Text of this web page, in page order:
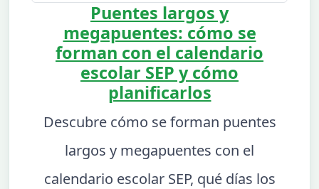
Puentes largos y
megapuentes: cómo se
forman con el calendario
escolar SEP y cómo
planificarlos
Descubre cómo se forman puentes
largos y megapuentes con el
calendario escolar SEP, qué días los